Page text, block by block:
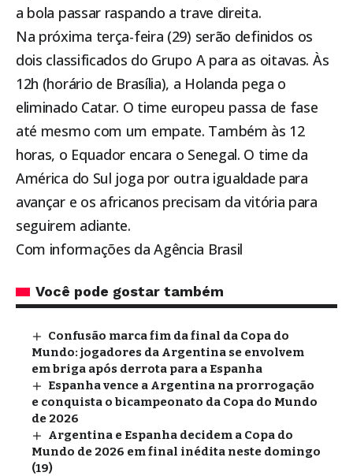
a bola passar raspando a trave direita.
Na próxima terça-feira (29) serão definidos os
dois classificados do Grupo A para as oitavas. Às
12h (horário de Brasília), a Holanda pega o
eliminado Catar. O time europeu passa de fase
até mesmo com um empate. Também às 12
horas, o Equador encara o Senegal. O time da
América do Sul joga por outra igualdade para
avançar e os africanos precisam da vitória para
seguirem adiante.
Com informações da Agência Brasil
Você pode gostar também
Confusão marca fim da final da Copa do
Mundo: jogadores da Argentina se envolvem
em briga após derrota para a Espanha
Espanha vence a Argentina na prorrogação
e conquista o bicampeonato da Copa do Mundo
de 2026
Argentina e Espanha decidem a Copa do
Mundo de 2026 em final inédita neste domingo
(19)